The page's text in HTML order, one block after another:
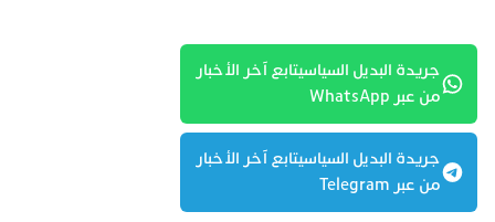
جريدة البديل السياسيتابع آخر الأخبار
من عبر WhatsApp
جريدة البديل السياسيتابع آخر الأخبار
من عبر Telegram